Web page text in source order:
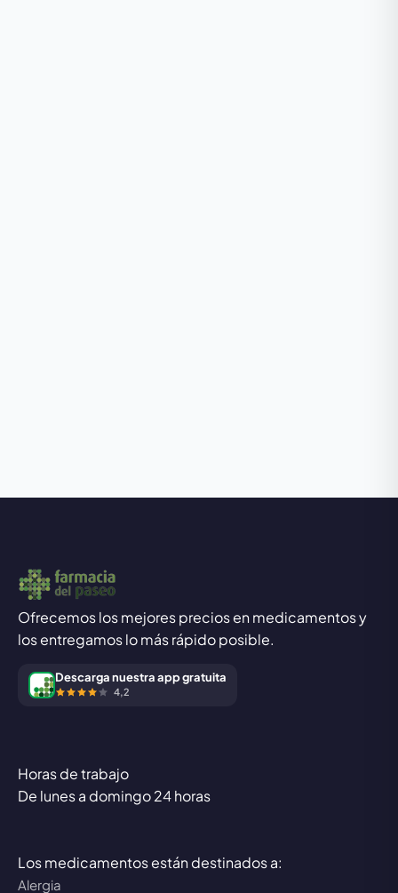
Ofrecemos los mejores precios en medicamentos y
los entregamos lo más rápido posible.
Descarga nuestra app gratuita
4,2
Horas de trabajo
De lunes a domingo 24 horas
Los medicamentos están destinados a:
Alergia